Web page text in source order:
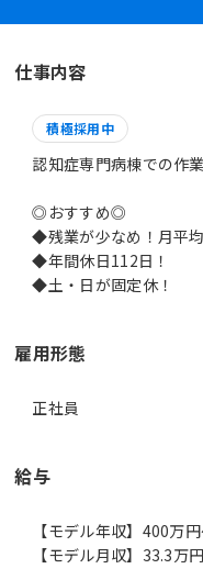
仕事内容
積極採用中
認知症専門病棟での作
◎おすすめ◎
◆残業が少なめ！月平
◆年間休日112日！
◆土・日が固定休！
雇用形態
正社員
給与
【モデル年収】400万
【モデル月収】33.3